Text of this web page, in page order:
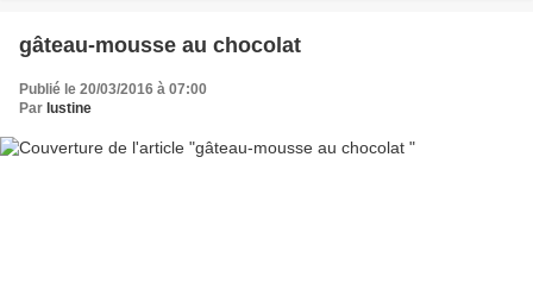
gâteau-mousse au chocolat
Publié le 20/03/2016 à 07:00
Par lustine